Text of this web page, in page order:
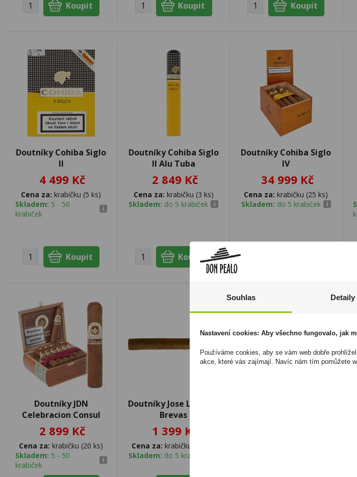
Doutníky Cohiba Siglo
II
4 499 Kč
Cena za: krabičku (5 ks)
Skladem: 5 - 50
krabiček
Doutníky Cohiba Siglo
II Alu Tuba
2 849 Kč
Cena za: krabičku (3 ks)
Skladem: do 5 krabiček
Doutníky Cohiba Siglo
IV
34 999 Kč
Cena za: krabičku (25 ks)
Skladem: do 5 krabiček
Doutníky JDN
Celebracion Consul
2 899 Kč
Cena za: krabičku (20 ks)
Skladem: 5 - 50
krabiček
Doutníky Jose L.Piedra
Brevas
1 399 Kč
Cena za: krabičku (12 ks)
Skladem: do 5 krabiček
Souhlas Detaily
Nastavení cookies: Aby všechno fungovalo, jak
Používáme cookies, aby se vám web dobře
akce, které vás zajímají. Navíc nám tím pomůžete